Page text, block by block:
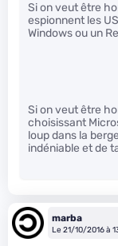
Si on veut être
espionnent les
Windows ou un
Si on veut être
choisissant
loup dans la
indéniable et de
marba
Le 21/10/2016 à